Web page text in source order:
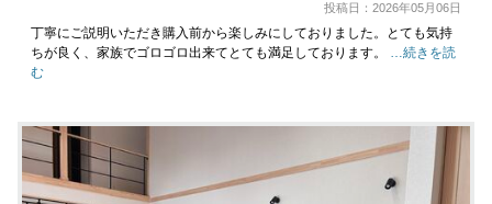
投稿日：2026年05月06日
丁寧にご説明いただき購入前から楽しみにしておりました。とても気持
ちが良く、家族でゴロゴロ出来てとても満足しております。 …続きを読
む